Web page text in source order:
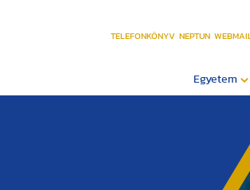
TELEFONKÖNYV NEPTUN WEBMAIL
Egyetem